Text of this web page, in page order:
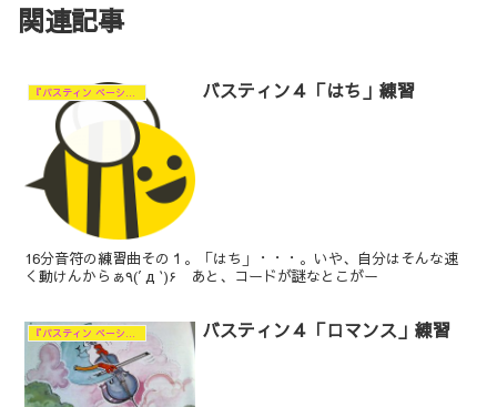
関連記事
バスティン４「はち」練習
16分音符の練習曲その１。「はち」・・・。いや、自分はそんな速
く動けんからぁ٩(′д‵)۶ あと、コードが謎なとこがー
バスティン４「ロマンス」練習